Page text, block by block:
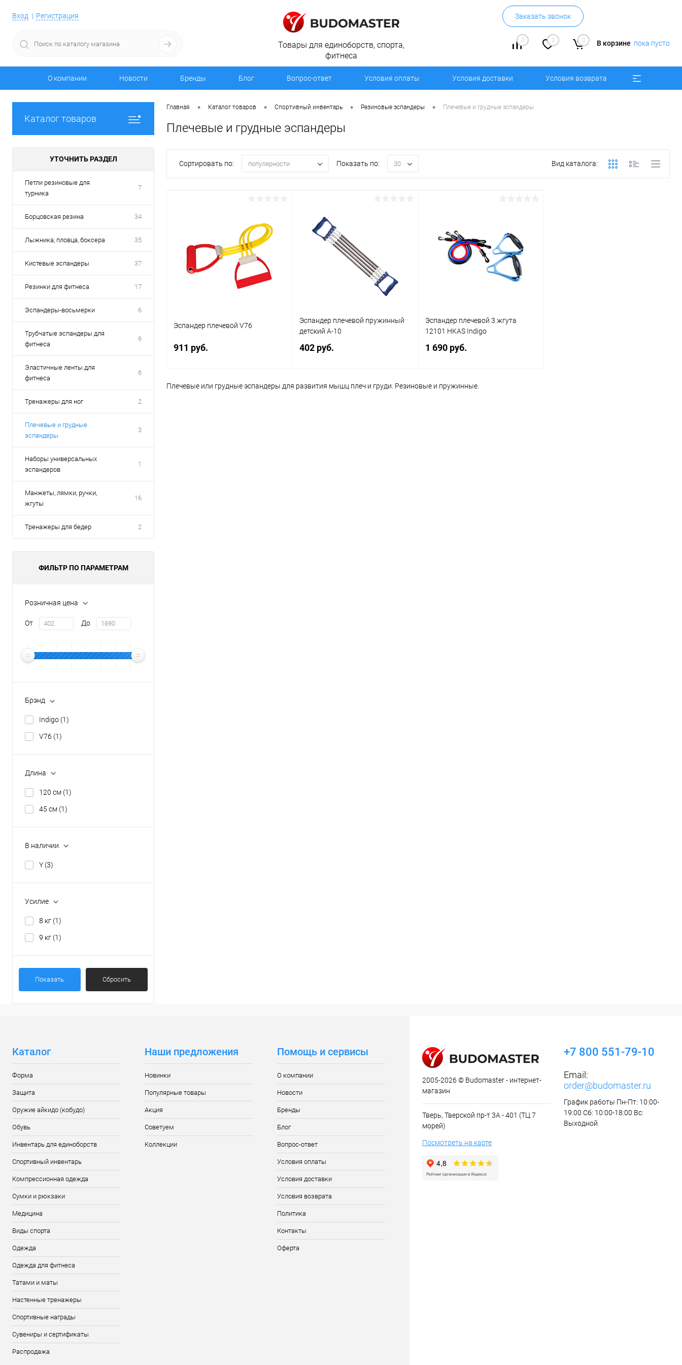
Вход Регистрация Заказать звонок
0 0 0 В корзине пока пусто
Товары для единоборств, спорта,
фитнеса
О компании Новости Бренды Блог Вопрос-ответ Условия оплаты Условия доставки Условия возврата
Каталог товаров
УТОЧНИТЬ РАЗДЕЛ
Петли резиновые для
турника
7
Борцовская резина 34
Лыжника, пловца, боксера 35
Кистевые эспандеры 37
Резинки для фитнеса 17
Эспандеры-восьмерки 6
Трубчатые эспандеры для
фитнеса
6
Эластичные ленты для
фитнеса
6
Тренажеры для ног 2
Плечевые и грудные
эспандеры
3
Наборы универсальных
эспандеров
1
Манжеты, лямки, ручки,
жгуты
16
Тренажеры для бедер 2
ФИЛЬТР ПО ПАРАМЕТРАМ
Розничная цена
От До
Брэнд
Indigo (1)
V76 (1)
Длина
120 см (1)
45 см (1)
В наличии
Y (3)
Усилие
8 кг (1)
9 кг (1)
Показать Сбросить
Главная • Каталог товаров • Спортивный инвентарь • Резиновые эспандеры • Плечевые и грудные эспандеры
Плечевые и грудные эспандеры
Сортировать по: популярности Показать по: 30 Вид каталога:
Эспандер плечевой V76
911 руб.
В корзину
Эспандер плечевой пружинный
детский А-10
402 руб.
В корзину
Эспандер плечевой 3 жгута
12101 HKAS Indigo
1 690 руб.
В корзину
Плечевые или грудные эспандеры для развития мышц плеч и груди. Резиновые и пружинные.
Каталог
Форма
Защита
Оружие айкидо (кобудо)
Обувь
Инвентарь для единоборств
Спортивный инвентарь
Компрессионная одежда
Сумки и рюкзаки
Медицина
Виды спорта
Одежда
Одежда для фитнеса
Татами и маты
Настенные тренажеры
Спортивные награды
Сувениры и сертификаты
Распродажа
Наши предложения
Новинки
Популярные товары
Акция
Советуем
Коллекции
Помощь и сервисы
О компании
Новости
Бренды
Блог
Вопрос-ответ
Условия оплаты
Условия доставки
Условия возврата
Политика
Контакты
Оферта
2005-2026 © Budomaster - интернет-
магазин
Тверь, Тверской пр-т 3А - 401 (ТЦ 7
морей)
Посмотреть на карте
+7 800 551-79-10
Email:
order@budomaster.ru
График работы Пн-Пт: 10:00-
19:00 Сб: 10:00-18:00 Вс:
Выходной